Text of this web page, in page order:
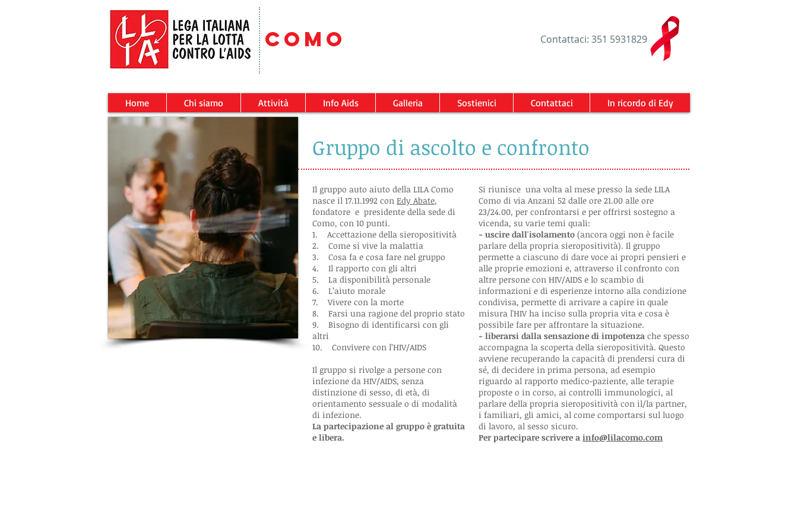
COMO ​Contattaci: 351 5931829
Home Chi siamo Attività Info Aids Galleria Sostienici Contattaci In ricordo di Edy
Gruppo di ascolto e confronto
Il gruppo auto aiuto della LILA Como
nasce il 17.11.1992 con Edy Abate,
fondatore e presidente della sede di
Como, con 10 punti.
1. Accettazione della sieropositività
2. Come si vive la malattia
3. Cosa fa e cosa fare nel gruppo
4. Il rapporto con gli altri
5. La disponibilità personale
6. L’aiuto morale
7. Vivere con la morte
8. Farsi una ragione del proprio stato
9. Bisogno di identificarsi con gli
altri
10. Convivere con l’HIV/AIDS
Il gruppo si rivolge a persone con
infezione da HIV/AIDS, senza
distinzione di sesso, di età, di
orientamento sessuale o di modalità
di infezione.
La partecipazione al gruppo è gratuita
e libera.
Si riunisce una volta al mese presso la sede LILA
Como di via Anzani 52 dalle ore 21.00 alle ore
23/24.00, per confrontarsi e per offrirsi sostegno a
vicenda, su varie temi quali:
- uscire dall'isolamento (ancora oggi non è facile
parlare della propria sieropositività). Il gruppo
permette a ciascuno di dare voce ai propri pensieri e
alle proprie emozioni e, attraverso il confronto con
altre persone con HIV/AIDS e lo scambio di
informazioni e di esperienze intorno alla condizione
condivisa, permette di arrivare a capire in quale
misura l'HIV ha inciso sulla propria vita e cosa è
possibile fare per affrontare la situazione.
- liberarsi dalla sensazione di impotenza che spesso
accompagna la scoperta della sieropositività. Questo
avviene recuperando la capacità di prendersi cura di
sé, di decidere in prima persona, ad esempio
riguardo al rapporto medico-paziente, alle terapie
proposte o in corso, ai controlli immunologici, al
parlare della propria sieropositività con il/la partner,
i familiari, gli amici, al come comportarsi sul luogo
di lavoro, al sesso sicuro.
Per partecipare scrivere a info@lilacomo.com